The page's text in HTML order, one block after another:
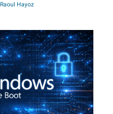
Raoul Hayoz